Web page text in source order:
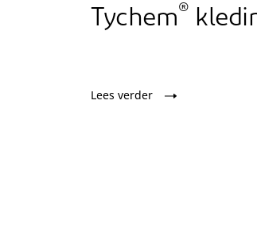
Tychem®
Lees verder